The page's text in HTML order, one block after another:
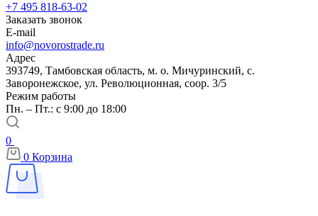
+7 495 818-63-02
Заказать звонок
E-mail
info@novorostrade.ru
Адрес
393749, Тамбовская область, м. о. Мичуринский, с.
Заворонежское, ул. Революционная, соор. 3/5
Режим работы
Пн. – Пт.: с 9:00 до 18:00
0
0 Корзина